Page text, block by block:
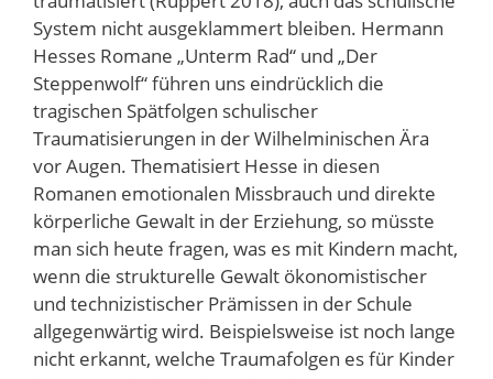
System nicht ausgeklammert bleiben. Hermann
Hesses Romane „Unterm Rad“ und „Der
Steppenwolf“ führen uns eindrücklich die
tragischen Spätfolgen schulischer
Traumatisierungen in der Wilhelminischen Ära
vor Augen. Thematisiert Hesse in diesen
Romanen emotionalen Missbrauch und direkte
körperliche Gewalt in der Erziehung, so müsste
man sich heute fragen, was es mit Kindern macht,
wenn die strukturelle Gewalt ökonomistischer
und technizistischer Prämissen in der Schule
allgegenwärtig wird. Beispielsweise ist noch lange
nicht erkannt, welche Traumafolgen es für Kinder